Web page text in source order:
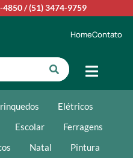
4850/(51) 3474-9759
HomeContato
Elétricos
Escolar
Ferragens
Natal
Pintura